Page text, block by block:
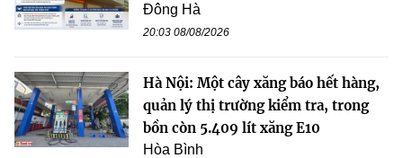
Đông Hà
20:03 08/08/2026
Hà Nội: Một cây xăng báo hết hàng,
quản lý thị trường kiểm tra, trong
bồn còn 5.409 lít xăng E10
Hòa Bình